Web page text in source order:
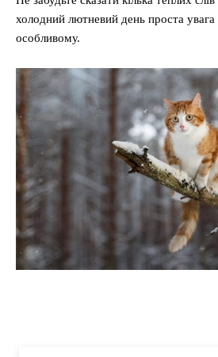
холодний лютневий день проста увага
особливому.